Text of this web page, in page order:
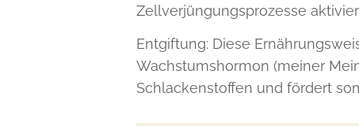
Zellverjüngungsprozesse
Entgiftung: Diese
Wachstumshormon (meiner
Schlackenstoffen und fördert